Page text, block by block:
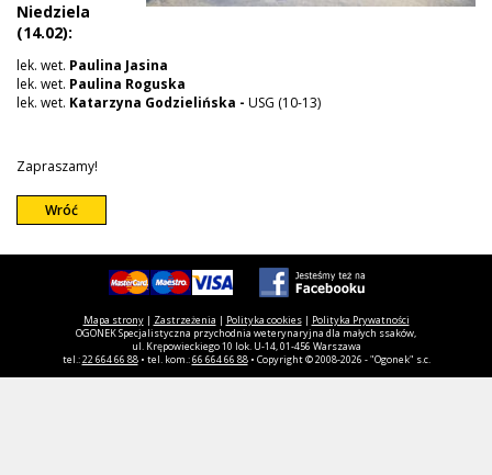
Niedziela
(14.02):
lek. wet. Paulina Jasina
lek. wet. Paulina Roguska
lek. wet. Katarzyna Godzielińska - USG (10-13)
Zapraszamy!
Wróć
Mapa strony| Zastrzeżenia | Polityka cookies| Polityka Prywatności
OGONEK Specjalistyczna przychodnia weterynaryjna dla małych ssaków,
ul. Krępowieckiego 10 lok. U-14, 01-456 Warszawa
tel.:22 664 66 88• tel. kom.:66 664 66 88• Copyright © 2008-2026 - "Ogonek" s.c.